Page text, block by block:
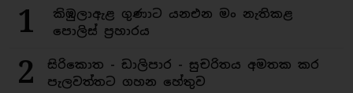
1
කිඹුලාඇළ ගුණාට යනඑන මං නැතිකළ
පොලිස් ප්‍රහාරය
2
සිරිකොත - ඩාලිපාර - සුචරිතය අමතක කර
පැලවත්තට ගහන හේතුව